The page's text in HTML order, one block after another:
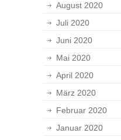
August 2020
Juli 2020
Juni 2020
Mai 2020
April 2020
März 2020
Februar 2020
Januar 2020